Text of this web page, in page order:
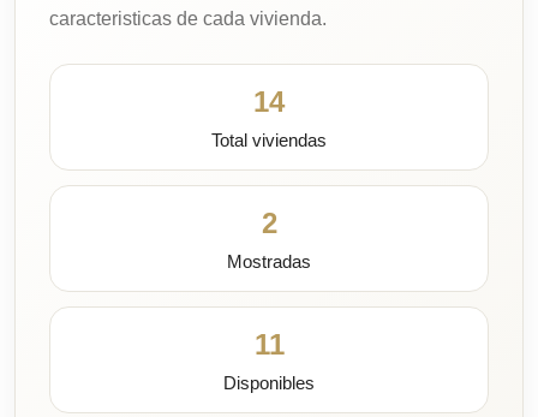
caracteristicas de cada vivienda.
14
Total viviendas
2
Mostradas
11
Disponibles